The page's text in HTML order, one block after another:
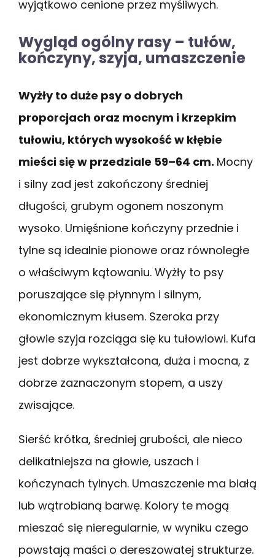
wyjątkowo cenione przez myśliwych.
Wygląd ogólny rasy – tułów,
kończyny, szyja, umaszczenie
Wyżły to duże psy o dobrych
proporcjach oraz mocnym i krzepkim
tułowiu, których wysokość w kłębie
mieści się w przedziale 59–64 cm. Mocny
i silny zad jest zakończony średniej
długości, grubym ogonem noszonym
wysoko. Umięśnione kończyny przednie i
tylne są idealnie pionowe oraz równoległe
o właściwym kątowaniu. Wyżły to psy
poruszające się płynnym i silnym,
ekonomicznym kłusem. Szeroka przy
głowie szyja rozciąga się ku tułowiowi. Kufa
jest dobrze wykształcona, duża i mocna, z
dobrze zaznaczonym stopem, a uszy
zwisające.
Sierść krótka, średniej grubości, ale nieco
delikatniejsza na głowie, uszach i
kończynach tylnych. Umaszczenie ma białą
lub wątrobianą barwę. Kolory te mogą
mieszać się nieregularnie, w wyniku czego
powstają maści o dereszowatej strukturze.